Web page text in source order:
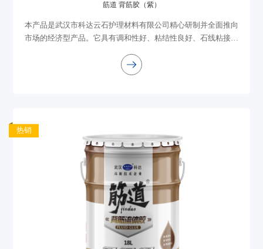
筋道 背筋胶（紫）
本产品是武汉市科达云石护理材料有限公司精心研制并全面推向
市场的经济型产品。它具有调和性好、粘结性良好、石线粘接打
工
热销